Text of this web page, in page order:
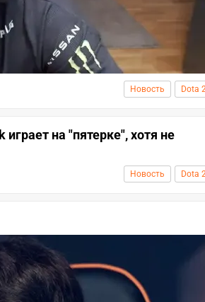
Новость Dota
на "пятерке", хотя не
Новость Dota